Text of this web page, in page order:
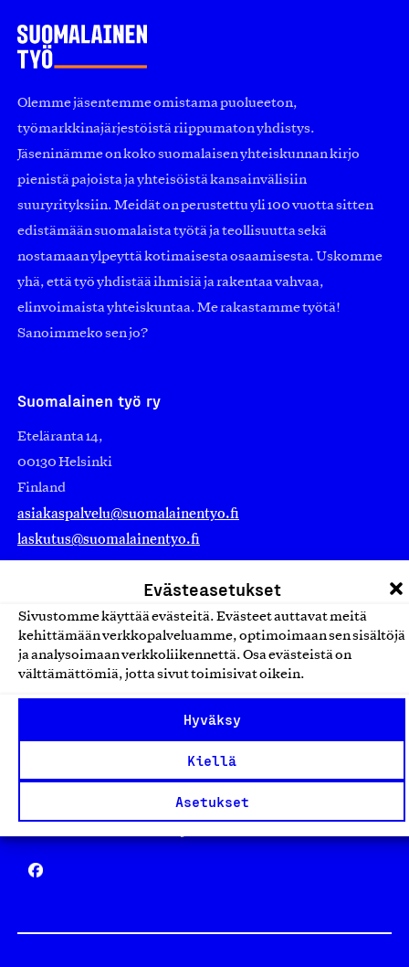
Evästeasetukset
Sivustomme käyttää evästeitä. Evästeet auttavat meitä
kehittämään verkkopalveluamme, optimoimaan sen sisältöjä
ja analysoimaan verkkoliikennettä. Osa evästeistä on
välttämättömiä, jotta sivut toimisivat oikein.
Hyväksy
Kiellä
Asetukset
Olemme jäsentemme omistama puolueeton,
työmarkkinajärjestöistä riippumaton yhdistys.
Jäseninämme on koko suomalaisen yhteiskunnan kirjo
pienistä pajoista ja yhteisöistä kansainvälisiin
suuryrityksiin. Meidät on perustettu yli 100 vuotta sitten
edistämään suomalaista työtä ja teollisuutta sekä
nostamaan ylpeyttä kotimaisesta osaamisesta. Uskomme
yhä, että työ yhdistää ihmisiä ja rakentaa vahvaa,
elinvoimaista yhteiskuntaa. Me rakastamme työtä!
Sanoimmeko sen jo?
Suomalainen työ ry
Eteläranta 14,
00130 Helsinki
Finland
asiakaspalvelu@suomalainentyo.fi
laskutus@suomalainentyo.fi
Avainlippu
Yhteiskunnallinen Yritys -merkki